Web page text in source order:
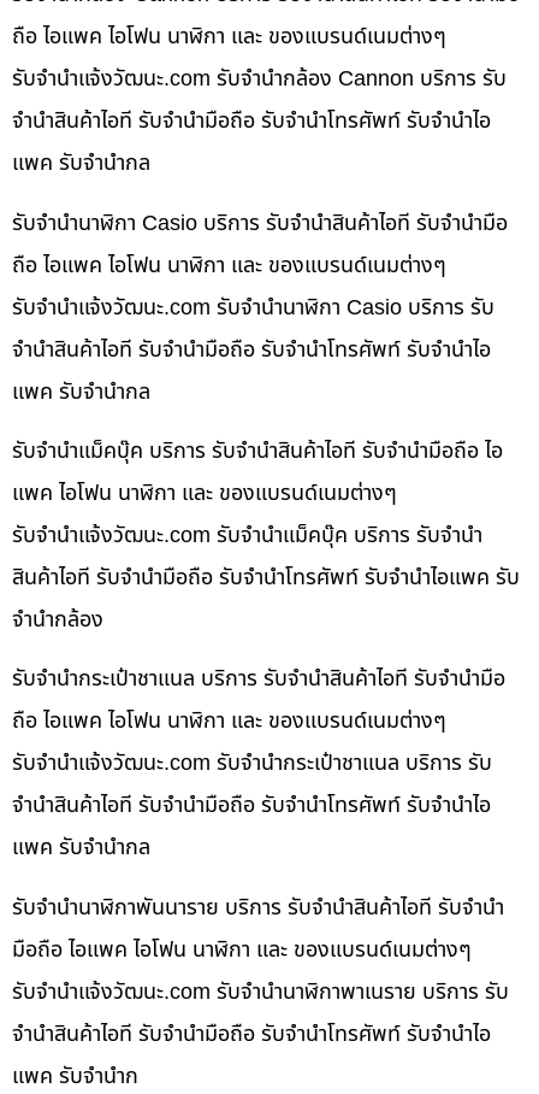
ถือ ไอแพค ไอโฟน นาฬิกา และ ของแบรนด์เนมต่างๆ
รับจํานําแจ้งวัฒนะ.com รับจำนำกล้อง Cannon บริการ รับ
จำนำสินค้าไอที รับจำนำมือถือ รับจำนำโทรศัพท์ รับจำนำไอ
แพค รับจำนำกล
รับจำนำนาฬิกา Casio บริการ รับจำนำสินค้าไอที รับจำนำมือ
ถือ ไอแพค ไอโฟน นาฬิกา และ ของแบรนด์เนมต่างๆ
รับจํานําแจ้งวัฒนะ.com รับจำนำนาฬิกา Casio บริการ รับ
จำนำสินค้าไอที รับจำนำมือถือ รับจำนำโทรศัพท์ รับจำนำไอ
แพค รับจำนำกล
รับจำนำแม็คบุ๊ค บริการ รับจำนำสินค้าไอที รับจำนำมือถือ ไอ
แพค ไอโฟน นาฬิกา และ ของแบรนด์เนมต่างๆ
รับจํานําแจ้งวัฒนะ.com รับจำนำแม็คบุ๊ค บริการ รับจำนำ
สินค้าไอที รับจำนำมือถือ รับจำนำโทรศัพท์ รับจำนำไอแพค รับ
จำนำกล้อง
รับจำนำกระเป๋าชาแนล บริการ รับจำนำสินค้าไอที รับจำนำมือ
ถือ ไอแพค ไอโฟน นาฬิกา และ ของแบรนด์เนมต่างๆ
รับจํานําแจ้งวัฒนะ.com รับจำนำกระเป๋าชาแนล บริการ รับ
จำนำสินค้าไอที รับจำนำมือถือ รับจำนำโทรศัพท์ รับจำนำไอ
แพค รับจำนำกล
รับจำนำนาฬิกาพันนาราย บริการ รับจำนำสินค้าไอที รับจำนำ
มือถือ ไอแพค ไอโฟน นาฬิกา และ ของแบรนด์เนมต่างๆ
รับจํานําแจ้งวัฒนะ.com รับจำนำนาฬิกาพาเนราย บริการ รับ
จำนำสินค้าไอที รับจำนำมือถือ รับจำนำโทรศัพท์ รับจำนำไอ
แพค รับจำนำก